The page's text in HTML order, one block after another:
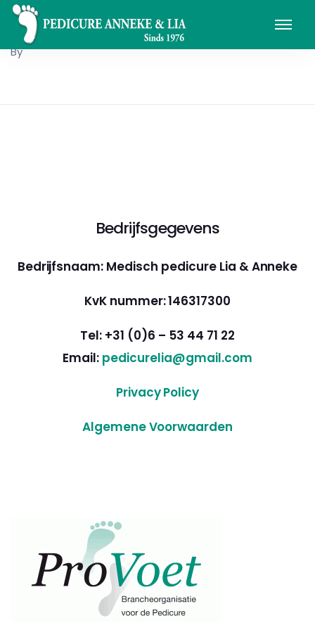
By
Bedrijfsgegevens
Bedrijfsnaam: Medisch pedicure Lia & Anneke
KvK nummer: 146317300
Tel: +31 (0)6 – 53 44 71 22
Email: pedicurelia@gmail.com
Privacy Policy
Algemene Voorwaarden